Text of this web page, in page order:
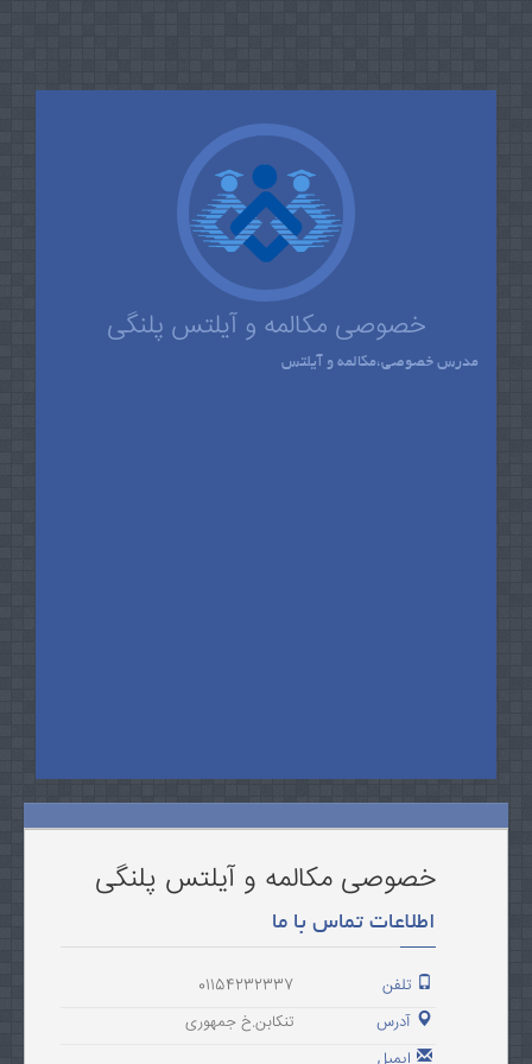
خصوصی مکالمه و آیلتس پلنگی
مدرس خصوصی،مکالمه و آیلتس
خصوصی مکالمه و آیلتس پلنگی
اطلاعات تماس با ما
تلفن
01154232337
آدرس
تنکابن.خ جمهوری
ایمیل